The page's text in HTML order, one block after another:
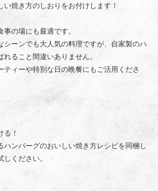
い焼き方のしおりをお付けします！
の場にも最適です。
シーンでも大人気の料理ですが、自家製のハ
れること間違いありません。
ティーや特別な日の晩餐にもご活用くださ
る！
ハンバーグのおいしい焼き方レシピを同梱し
ください。